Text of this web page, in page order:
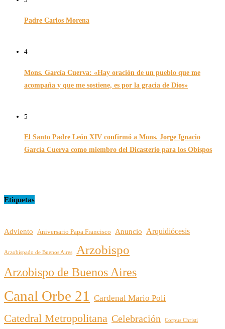
Padre Carlos Morena
4
Mons. García Cuerva: «Hay oración de un pueblo que me
acompaña y que me sostiene, es por la gracia de Dios»
5
El Santo Padre León XIV confirmó a Mons. Jorge Ignacio
García Cuerva como miembro del Dicasterio para los Obispos
Etiquetas
Adviento Aniversario Papa Francisco Anuncio Arquidiócesis
Arzobispado de Buenos Aires Arzobispo
Arzobispo de Buenos Aires
Canal Orbe 21 Cardenal Mario Poli
Catedral Metropolitana Celebración Corpus Christi